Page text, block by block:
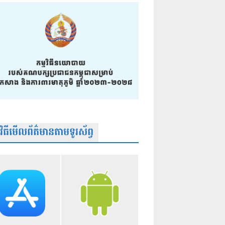
ធីមើលព័ត៌មានតាមទូរស័ព្វ